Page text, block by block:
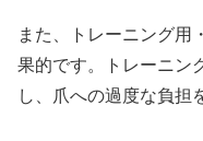
また、トレーニング用
果的です。トレーニン
し、爪への過度な負担